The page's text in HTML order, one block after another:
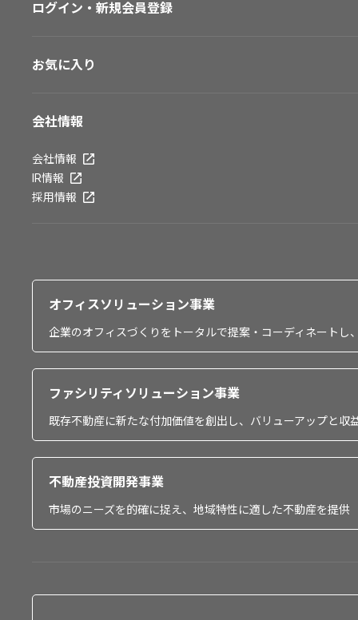
ログイン・新規会員登録
お気に入り
会社情報
会社情報
IR情報
採用情報
オフィスソリューション事業
企業のオフィスづくりをトータルで提案・コーディネート
ファシリティソリューション事業
既存不動産に新たな付加価値を創出し、バリューアップと収
不動産投資開発事業
市場のニーズを的確に捉え、地域特性に適した不動産を提供